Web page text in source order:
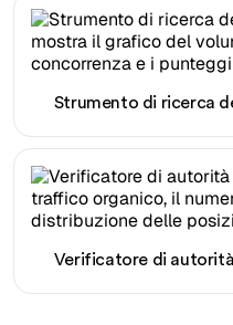
Strumento di ricerca
Verificatore di